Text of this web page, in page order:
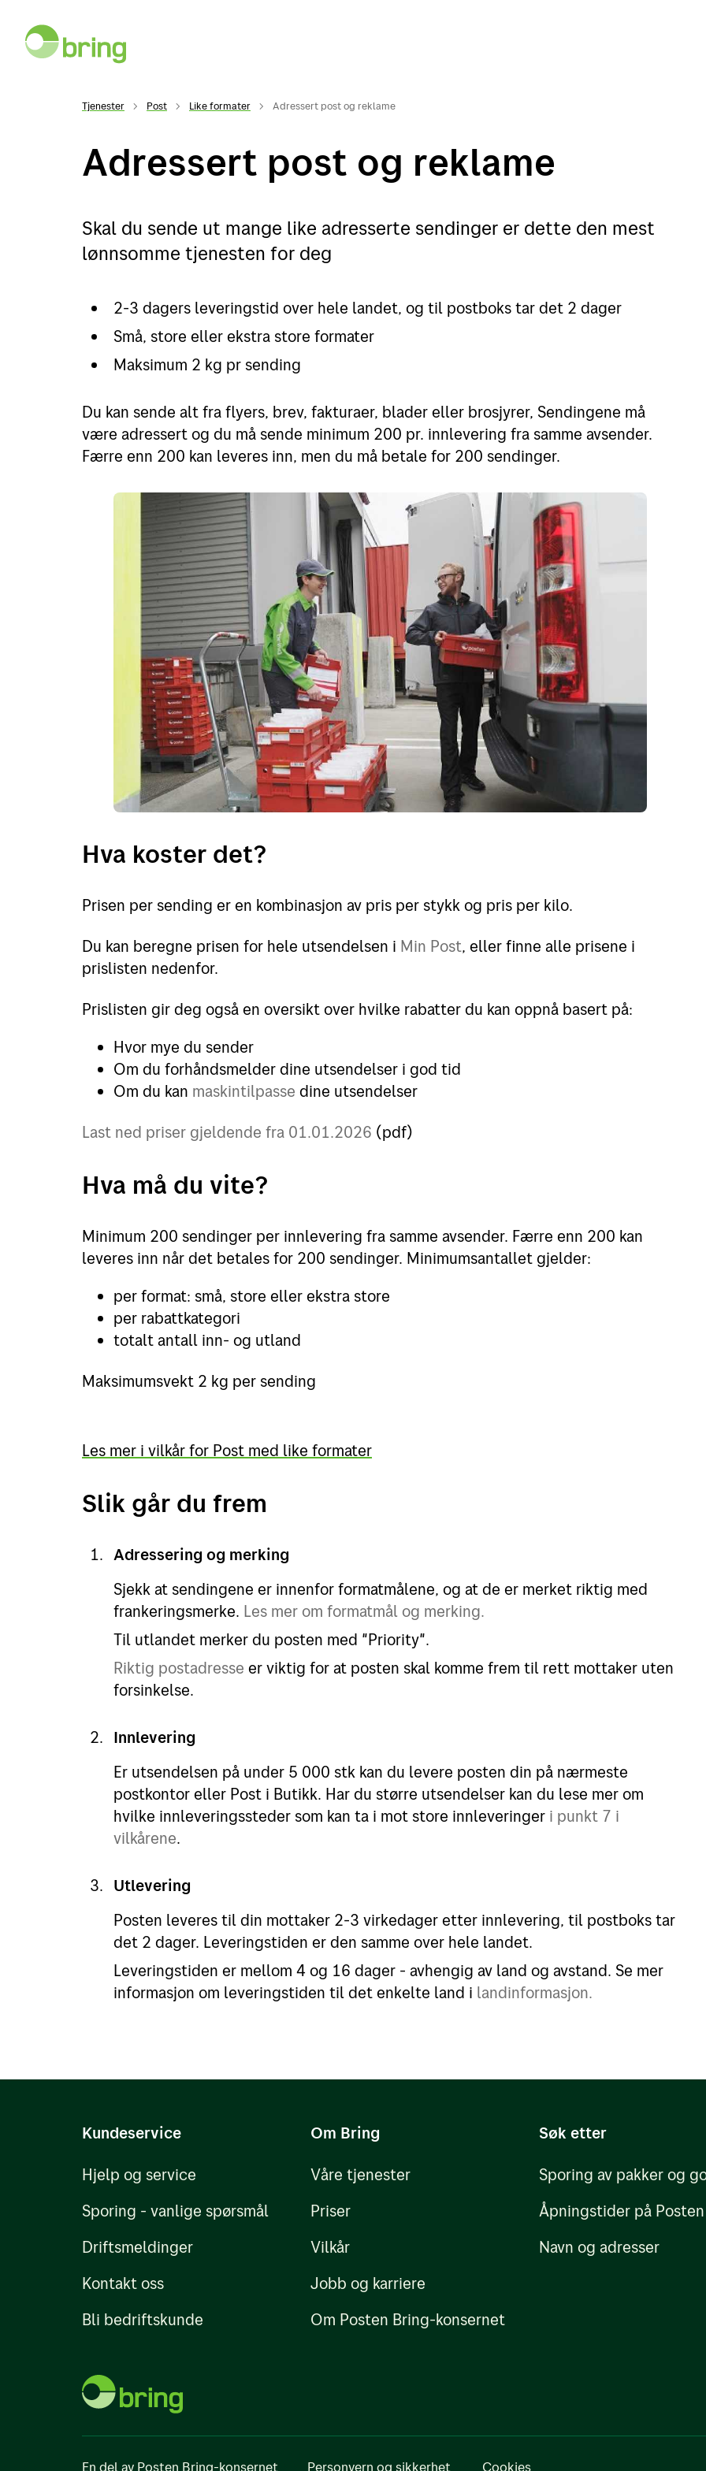
Tjenester Post Like formater Adressert post og reklame
Adressert post og reklame
Skal du sende ut mange like adresserte sendinger er dette den mest
lønnsomme tjenesten for deg
2-3 dagers leveringstid over hele landet, og til postboks tar det 2 dager
Små, store eller ekstra store formater
Maksimum 2 kg pr sending
Du kan sende alt fra flyers, brev, fakturaer, blader eller brosjyrer, Sendingene må
være adressert og du må sende minimum 200 pr. innlevering fra samme avsender.
Færre enn 200 kan leveres inn, men du må betale for 200 sendinger.
Hva koster det?
Prisen per sending er en kombinasjon av pris per stykk og pris per kilo.
Du kan beregne prisen for hele utsendelsen i Min Post, eller finne alle prisene i
prislisten nedenfor.
Prislisten gir deg også en oversikt over hvilke rabatter du kan oppnå basert på:
Hvor mye du sender
Om du forhåndsmelder dine utsendelser i god tid
Om du kan maskintilpasse dine utsendelser
Last ned priser gjeldende fra 01.01.2026 (pdf)
Hva må du vite?
Minimum 200 sendinger per innlevering fra samme avsender. Færre enn 200 kan
leveres inn når det betales for 200 sendinger. Minimumsantallet gjelder:
per format: små, store eller ekstra store
per rabattkategori
totalt antall inn- og utland
Maksimumsvekt 2 kg per sending
Les mer i vilkår for Post med like formater
Slik går du frem
Adressering og merking
Sjekk at sendingene er innenfor formatmålene, og at de er merket riktig med
frankeringsmerke. Les mer om formatmål og merking.
Til utlandet merker du posten med "Priority".
Riktig postadresse er viktig for at posten skal komme frem til rett mottaker uten
forsinkelse.
Innlevering
Er utsendelsen på under 5 000 stk kan du levere posten din på nærmeste
postkontor eller Post i Butikk. Har du større utsendelser kan du lese mer om
hvilke innleveringssteder som kan ta i mot store innleveringer i punkt 7 i
vilkårene.
Utlevering
Posten leveres til din mottaker 2-3 virkedager etter innlevering, til postboks tar
det 2 dager. Leveringstiden er den samme over hele landet.
Leveringstiden er mellom 4 og 16 dager - avhengig av land og avstand. Se mer
informasjon om leveringstiden til det enkelte land i landinformasjon.
Kundeservice
Hjelp og service
Sporing - vanlige spørsmål
Driftsmeldinger
Kontakt oss
Bli bedriftskunde
Om Bring
Våre tjenester
Priser
Vilkår
Jobb og karriere
Om Posten Bring-konsernet
Søk etter
Sporing av pakker og
Åpningstider på Posten
Navn og adresser
En del av Posten Bring-konsernet Personvern og sikkerhet Cookies